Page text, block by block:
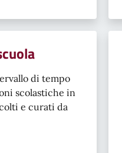
di tempo
scolastiche in
e curati da